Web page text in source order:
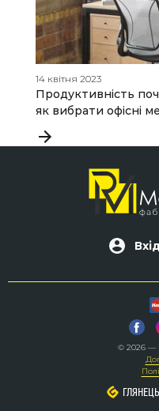
14 квітня 2023
Продуктивність
як вибрати офісні
© 2026 —
ГЛЯНЕЦЬ
ГЛЯНЕЦЬ